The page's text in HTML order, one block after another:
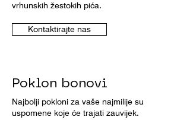
vrhunskih žestokih pića.
Kontaktirajte nas
Poklon bonovi
Najbolji pokloni za vaše najmilije su
uspomene koje će trajati zauvijek.